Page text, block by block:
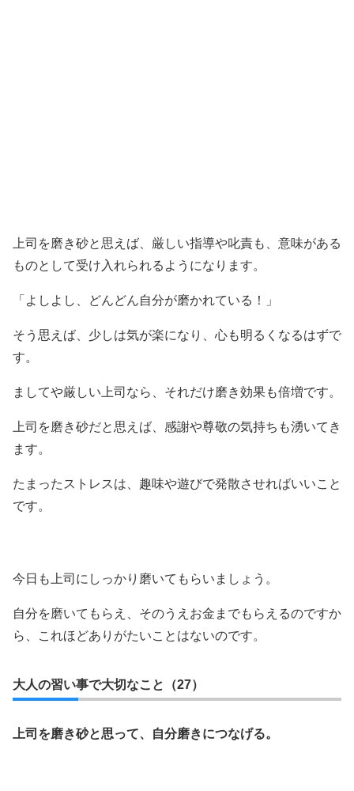
上司を磨き砂と思えば、厳しい指導や叱責も、意味がある
ものとして受け入れられるようになります。
「よしよし、どんどん自分が磨かれている！」
そう思えば、少しは気が楽になり、心も明るくなるはずで
す。
ましてや厳しい上司なら、それだけ磨き効果も倍増です。
上司を磨き砂だと思えば、感謝や尊敬の気持ちも湧いてき
ます。
たまったストレスは、趣味や遊びで発散させればいいこと
です。
今日も上司にしっかり磨いてもらいましょう。
自分を磨いてもらえ、そのうえお金までもらえるのですか
ら、これほどありがたいことはないのです。
大人の習い事で大切なこと（27）
上司を磨き砂と思って、自分磨きにつなげる。